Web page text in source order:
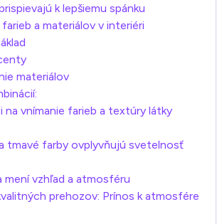
k lepšiemu spánku
a materiálov v interiéri
materiálov
vnímanie farieb a textúry látky
tmavé farby ovplyvňujú svetelnosť
vzhľad a atmosféru
prehozov: Prínos k atmosfére